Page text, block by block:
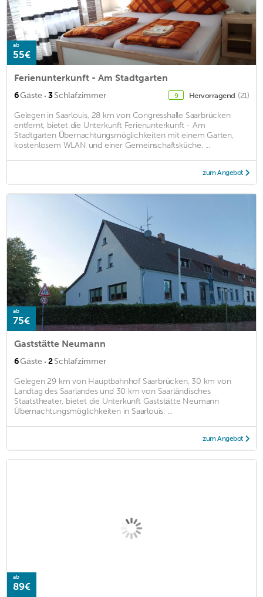
ab
55€
Ferienunterkunft - Am Stadtgarten
6Gäste · 3Schlafzimmer 9 Hervorragend (21)
Gelegen in Saarlouis, 28 km von Congresshalle Saarbrücken
entfernt, bietet die Unterkunft Ferienunterkunft - Am
Stadtgarten Übernachtungsmöglichkeiten mit einem Garten,
kostenlosem WLAN und einer Gemeinschaftsküche. ...
zum Angebot
ab
75€
Gaststätte Neumann
6Gäste · 2Schlafzimmer
Gelegen 29 km von Hauptbahnhof Saarbrücken, 30 km von
Landtag des Saarlandes und 30 km von Saarländisches
Staatstheater, bietet die Unterkunft Gaststätte Neumann
Übernachtungsmöglichkeiten in Saarlouis. ...
zum Angebot
ab
89€